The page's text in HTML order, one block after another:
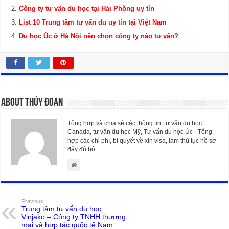
Công ty tư vấn du học tại Hải Phòng uy tín
List 10 Trung tâm tư vấn du uy tín tại Việt Nam
Du học Úc ở Hà Nội nên chọn công ty nào tư vấn?
About Thúy Đoan
Tổng hợp và chia sẻ các thông tin, tư vấn du học
Canada, tư vấn du học Mỹ, Tư vấn du học Úc - Tổng
hợp các chi phí, bí quyết về xin visa, làm thủ tục hồ sơ
đầy đủ bộ.
Previous
Trung tâm tư vấn du học
Vinjako – Công ty TNHH thương
mại và hợp tác quốc tế Nam